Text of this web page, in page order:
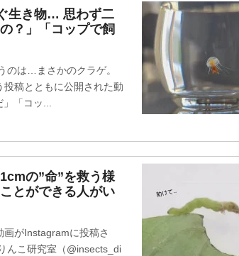
生き物… 思わず二
？」「コップで飼
のは…まさかのクラゲ。
投稿とともに公開された動
」「コッ...
の”命”を救う様
とができる人がい
がInstagramに投稿さ
んこ研究室（@insects_di